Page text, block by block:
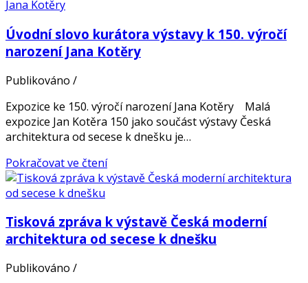
Úvodní slovo kurátora výstavy k 150. výročí
narození Jana Kotěry
Publikováno /
Expozice ke 150. výročí narození Jana Kotěry Malá
expozice Jan Kotěra 150 jako součást výstavy Česká
architektura od secese k dnešku je…
Pokračovat ve čtení
Tisková zpráva k výstavě Česká moderní
architektura od secese k dnešku
Publikováno /